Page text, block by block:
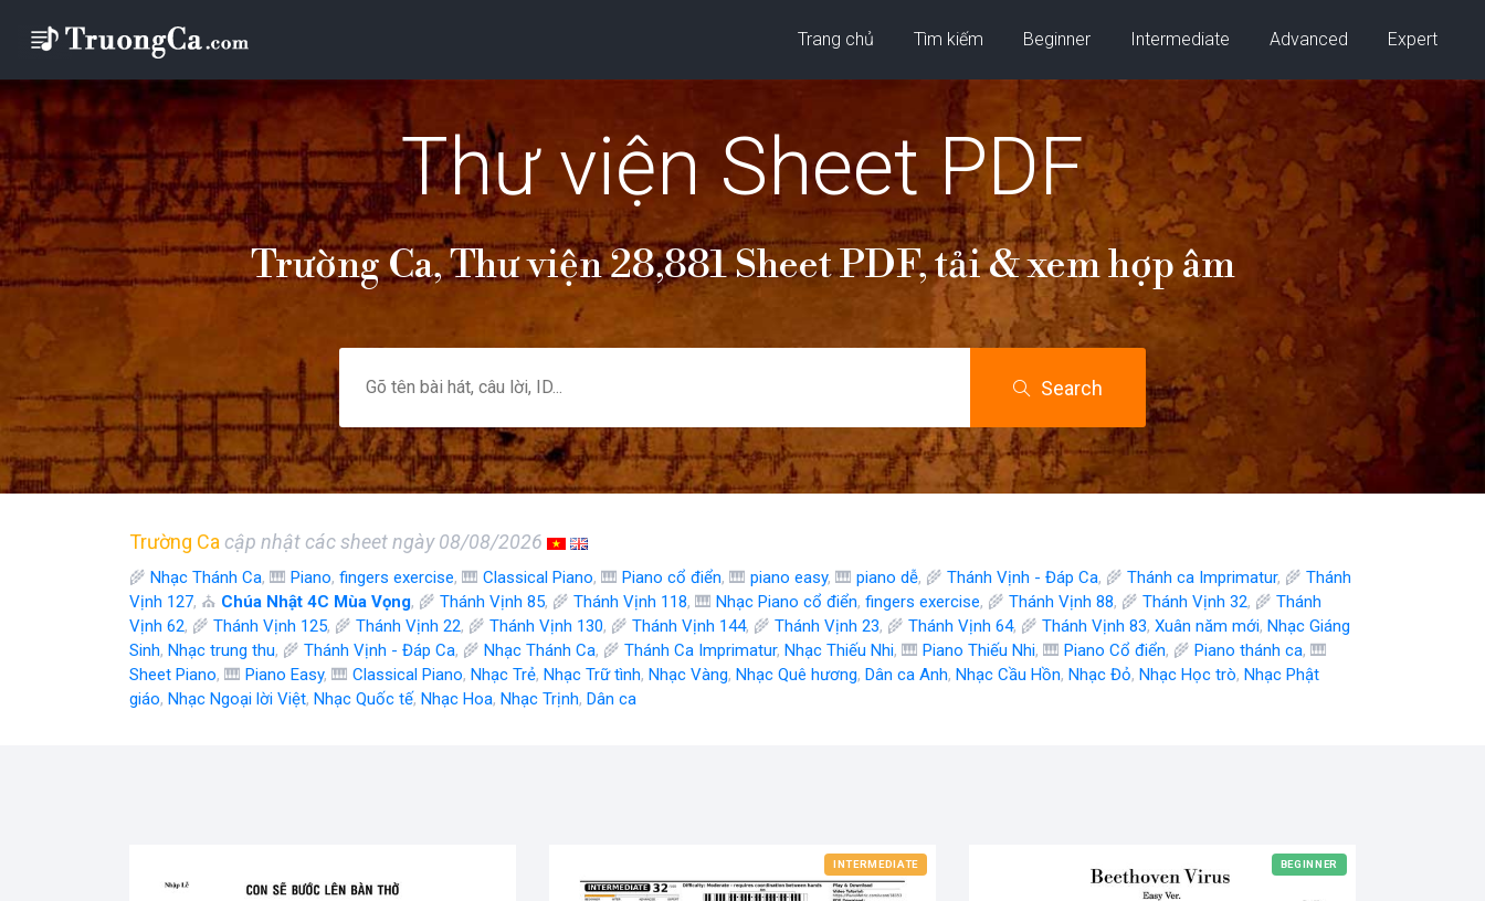
Trang chủ Tìm kiếm Beginner Intermediate Advanced Expert
Thư viện Sheet PDF
Trường Ca, Thư viện 28,881 Sheet PDF, tải & xem hợp âm
Search
Trường Ca cập nhật các sheet ngày 08/08/2026
🌾 Nhạc Thánh Ca, 🎹 Piano, fingers exercise, 🎹 Classical Piano, 🎹 Piano cổ điển, 🎹 piano easy, 🎹 piano dễ, 🌾 Thánh Vịnh - Đáp Ca, 🌾 Thánh ca Imprimatur, 🌾 Thánh
Vịnh 127, ⛪ Chúa Nhật 4C Mùa Vọng, 🌾 Thánh Vịnh 85, 🌾 Thánh Vịnh 118, 🎹 Nhạc Piano cổ điển, fingers exercise, 🌾 Thánh Vịnh 88, 🌾 Thánh Vịnh 32, 🌾 Thánh
Vịnh 62, 🌾 Thánh Vịnh 125, 🌾 Thánh Vịnh 22, 🌾 Thánh Vịnh 130, 🌾 Thánh Vịnh 144, 🌾 Thánh Vịnh 23, 🌾 Thánh Vịnh 64, 🌾 Thánh Vịnh 83, Xuân năm mới, Nhạc Giáng
Sinh, Nhạc trung thu, 🌾 Thánh Vịnh - Đáp Ca, 🌾 Nhạc Thánh Ca, 🌾 Thánh Ca Imprimatur, Nhạc Thiếu Nhi, 🎹 Piano Thiếu Nhi, 🎹 Piano Cổ điển, 🌾 Piano thánh ca, 🎹
Sheet Piano, 🎹 Piano Easy, 🎹 Classical Piano, Nhạc Trẻ, Nhạc Trữ tình, Nhạc Vàng, Nhạc Quê hương, Dân ca Anh, Nhạc Cầu Hồn, Nhạc Đỏ, Nhạc Học trò, Nhạc Phật
giáo, Nhạc Ngoại lời Việt, Nhạc Quốc tế, Nhạc Hoa, Nhạc Trịnh, Dân ca
INTERMEDIATE BEGINNER